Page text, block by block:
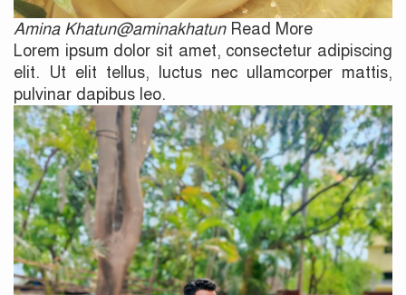
Amina Khatun@aminakhatunRead More
Lorem ipsum dolor sit amet, consectetur adipiscing
elit. Ut elit tellus, luctus nec ullamcorper mattis,
pulvinar dapibus leo.